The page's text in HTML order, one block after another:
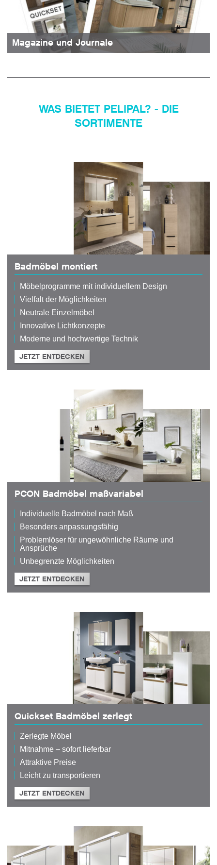
Magazine und Journale
WAS BIETET PELIPAL? - DIE
SORTIMENTE
Badmöbel montiert
Möbelprogramme mit individuellem Design
Vielfalt der Möglichkeiten
Neutrale Einzelmöbel
Innovative Lichtkonzepte
Moderne und hochwertige Technik
JETZT ENTDECKEN
PCON Badmöbel maßvariabel
Individuelle Badmöbel nach Maß
Besonders anpassungsfähig
Problemlöser für ungewöhnliche Räume und
Ansprüche
Unbegrenzte Möglichkeiten
JETZT ENTDECKEN
Quickset Badmöbel zerlegt
Zerlegte Möbel
Mitnahme – sofort lieferbar
Attraktive Preise
Leicht zu transportieren
JETZT ENTDECKEN